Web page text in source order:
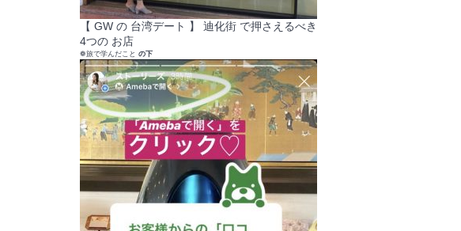
【 GW の 台湾デート 】 迪化街 で押さえるべき
4つの お店
❁旅で学んだこと の下